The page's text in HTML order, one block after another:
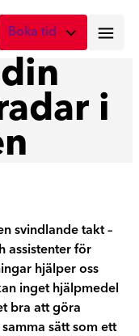
Boka tid
i
svindlande takt –
assistenter för
hjälper oss
inget hjälpmedel
bra att göra
sätt som ett